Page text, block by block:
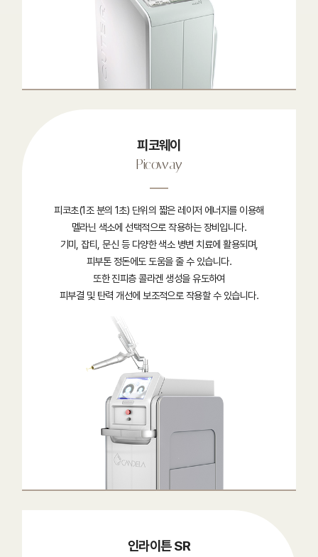
피코웨이
Picoway
피코초(1조 분의 1초) 단위의 짧은 레이저 에너지를 이용해
멜라닌 색소에 선택적으로 작용하는 장비입니다.
기미, 잡티, 문신 등 다양한 색소 병변 치료에 활용되며,
피부톤 정돈에도 도움을 줄 수 있습니다.
또한 진피층 콜라겐 생성을 유도하여
피부결 및 탄력 개선에 보조적으로 작용할 수 있습니다.
인라이튼 SR